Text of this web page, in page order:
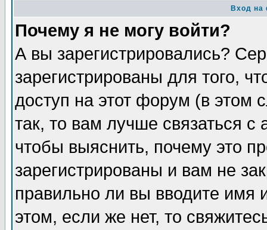
Вход на
Почему я не могу войти?
А вы зарегистрировались?
зарегистрированы для того,
доступ на этот форум (в этом
так, то вам лучше связаться
чтобы выяснить, почему это
зарегистрированы и вам не
правильно ли вы вводите
этом, если же нет, то